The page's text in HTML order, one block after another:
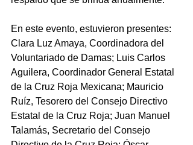
En este evento, estuvieron presentes:
Clara Luz Amaya, Coordinadora del
Voluntariado de Damas; Luis Carlos
Aguilera, Coordinador General Estatal
de la Cruz Roja Mexicana; Mauricio
Ruíz, Tesorero del Consejo Directivo
Estatal de la Cruz Roja; Juan Manuel
Talamás, Secretario del Consejo